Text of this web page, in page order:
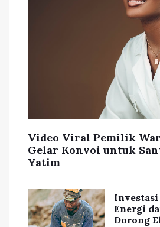
Video Viral Pemilik
Gelar Konvoi untuk
Yatim
Energi
Dorong